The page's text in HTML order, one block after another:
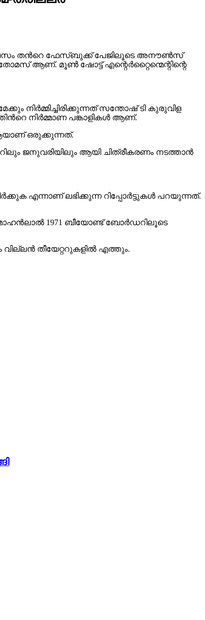
ദിവസം തന്‍റെ ഫേസ്ബുക്ക് പേജിലൂടെ അനൗൺസ്
ആണ്. മൂൺ ഷോട്ട് എന്റെർറ്റൈന്മെന്റിന്റെ
നിർമ്മിച്ചിരിക്കുന്നത് സന്തോഷ് ടി കുരുവിള
നിർമ്മാണ പങ്കാളികൾ ആണ്.
ഒരുക്കുന്നത്.
ജനുവരിയിലും ആയി ചിത്രീകരണം നടത്താൻ
എന്നാണ് ലഭിക്കുന്ന റിപ്പോർട്ടുകൾ പറയുന്നത്.
മോഹൻലാൽ 1971 ബീയോണ്ട് ബോർഡറിലൂടെ
തീയേറ്ററുകളിൽ എത്തും.